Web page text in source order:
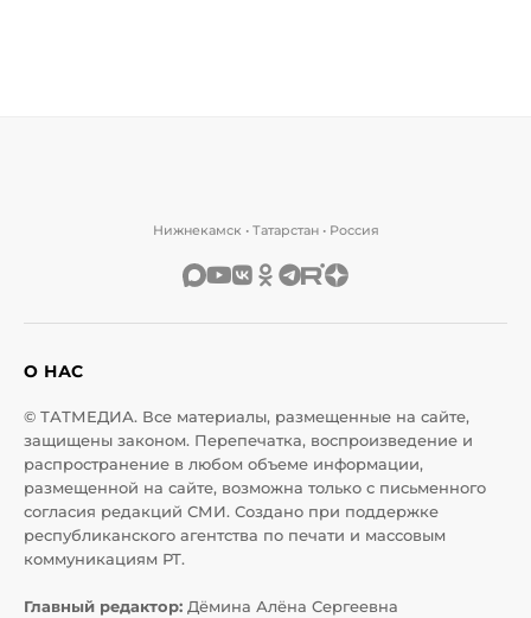
Нижнекамск • Татарстан • Россия
О НАС
© ТАТМЕДИА. Все материалы, размещенные на сайте,
защищены законом. Перепечатка, воспроизведение и
распространение в любом объеме информации,
размещенной на сайте, возможна только с письменного
согласия редакций СМИ. Создано при поддержке
республиканского агентства по печати и массовым
коммуникациям РТ.
Главный редактор: Дёмина Алёна Сергеевна